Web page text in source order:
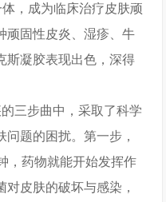
，成为临床治疗皮肤顽
顽固性皮炎、湿疹、牛
斯凝胶表现出色，深得
三步曲中，采取了科学
题的困扰。第一步，
，药物就能开始发挥作
皮肤的破坏与感染，